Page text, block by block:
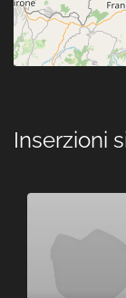
Inserzioni